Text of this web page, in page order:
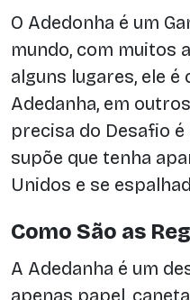
O Adedonha é um
mundo, com muitos
alguns lugares, ele
Adedanha, em
precisa do Desafio
supõe que tenha
Unidos e se
Como São as
A Adedanha é um
apenas papel,